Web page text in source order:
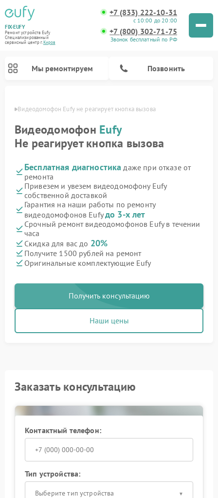
FIX-EUFY
Ремонт устройств Eufy
Специализированный
cервисный центр г.Киров
+7 (833) 222-10-31
с 10:00 до 20:00
+7 (800) 302-71-75
Звонок бесплатный по РФ
Мы ремонтируем Позвонить
Видеодомофон Eufy не реагирует кнопка вызова
Видеодомофон Eufy
Не реагирует кнопка вызова
Бесплатная диагностика даже при отказе от
ремонта
Привезем и увезем видеодомофону Eufy
собственной доставкой
Гарантия на наши работы по ремонту
видеодомофонов Eufyдо 3-х лет
Срочный ремонт видеодомофонов Eufy в течении
часа
Скидка для вас до 20%
Получите 1500 рублей на ремонт
Оригинальные комплектующие Eufy
Получить консультацию
Наши цены
Заказать консультацию
Контактный телефон:
Тип устройства:
Выберите тип устройства